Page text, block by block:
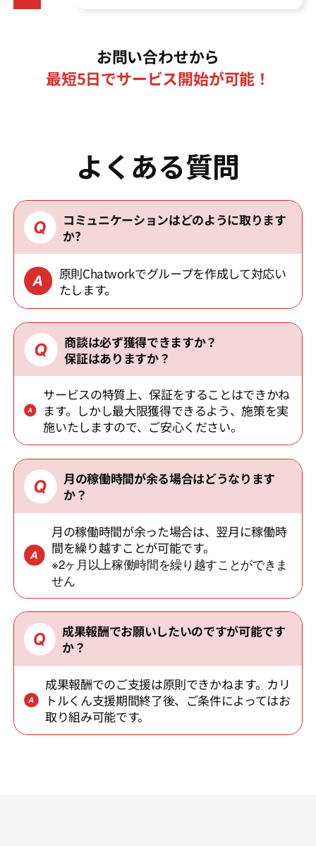
お問い合わせから
最短5日でサービス開始が可能！
よくある質問
コミュニケーションはどのように取ります
か?
原則Chatworkでグループを作成して対応い
たします。
商談は必ず獲得できますか？
保証はありますか？
サービスの特質上、保証をすることはできかね
ます。しかし最大限獲得できるよう、施策を実
施いたしますので、ご安心ください。
月の稼働時間が余る場合はどうなります
か？
月の稼働時間が余った場合は、翌月に稼働時
間を繰り越すことが可能です。
※2ヶ月以上稼働時間を繰り越すことができま
せん
成果報酬でお願いしたいのですが可能です
か？
成果報酬でのご支援は原則できかねます。カリ
トルくん支援期間終了後、ご条件によってはお
取り組み可能です。